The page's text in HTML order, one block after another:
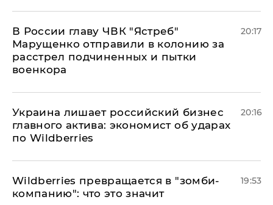
В России главу ЧВК "Ястреб"
Марущенко отправили в колонию за
расстрел подчиненных и пытки
военкора
20:17
​Украина лишает российский бизнес
главного актива: экономист об ударах
по Wildberries
20:16
Wildberries превращается в "зомби-
компанию": что это значит
19:53